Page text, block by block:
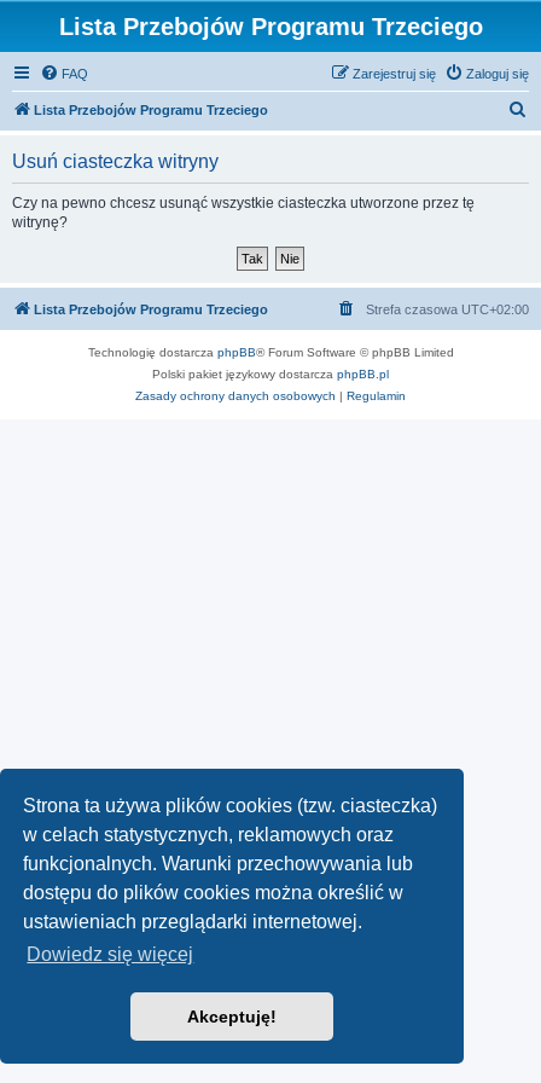
Strona ta używa plików cookies (tzw. ciasteczka)
w celach statystycznych, reklamowych oraz
funkcjonalnych. Warunki przechowywania lub
dostępu do plików cookies można określić w
ustawieniach przeglądarki internetowej.
Dowiedz się więcej
Akceptuję!
Lista Przebojów Programu Trzeciego
FAQ Zaloguj się
Zarejestruj się
Lista Przebojów Programu Trzeciego
Usuń ciasteczka witryny
Czy na pewno chcesz usunąć wszystkie ciasteczka utworzone przez tę
witrynę?
Lista Przebojów Programu Trzeciego Strefa czasowa UTC+02:00
Technologię dostarcza phpBB® Forum Software © phpBB Limited
Polski pakiet językowy dostarcza phpBB.pl
Zasady ochrony danych osobowych | Regulamin